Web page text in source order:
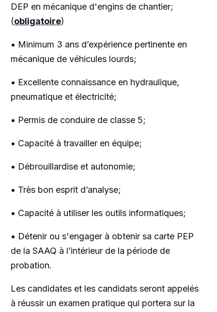
DEP en mécanique d'engins de chantier;
(obligatoire)
• Minimum 3 ans d’expérience pertinente en
mécanique de véhicules lourds;
• Excellente connaissance en hydraulique,
pneumatique et électricité;
• Permis de conduire de classe 5;
• Capacité à travailler en équipe;
• Débrouillardise et autonomie;
• Très bon esprit d’analyse;
• Capacité à utiliser les outils informatiques;
• Détenir ou s'engager à obtenir sa carte PEP
de la SAAQ à l’intérieur de la période de
probation.
Les candidates et les candidats seront appelés
à réussir un examen pratique qui portera sur la